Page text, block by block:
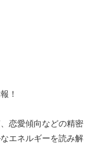
！
恋愛傾向などの精密
エネルギーを読み解